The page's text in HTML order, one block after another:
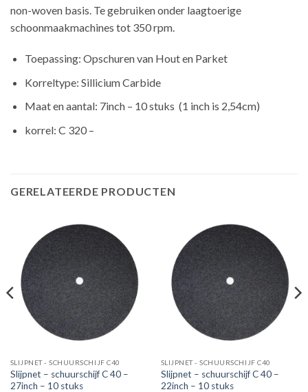
non-woven basis. Te gebruiken onder laagtoerige
schoonmaakmachines tot 350 rpm.
Toepassing: Opschuren van Hout en Parket
Korreltype: Sillicium Carbide
Maat en aantal: 7inch – 10 stuks (1 inch is 2,54cm)
korrel: C 320 –
GERELATEERDE PRODUCTEN
SLIJPNET - SCHUURSCHIJF C40
Slijpnet – schuurschijf C 40 –
27inch – 10 stuks
SLIJPNET - SCHUURSCHIJF C40
Slijpnet – schuurschijf C 40 –
22inch – 10 stuks